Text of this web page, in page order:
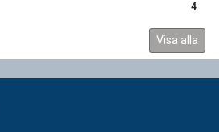
4
Visa alla